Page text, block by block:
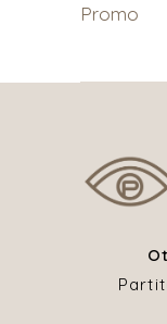
Promo